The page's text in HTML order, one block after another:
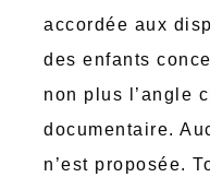
accordée aux
des enfants
non plus l’angle
documentaire.
n’est proposée.